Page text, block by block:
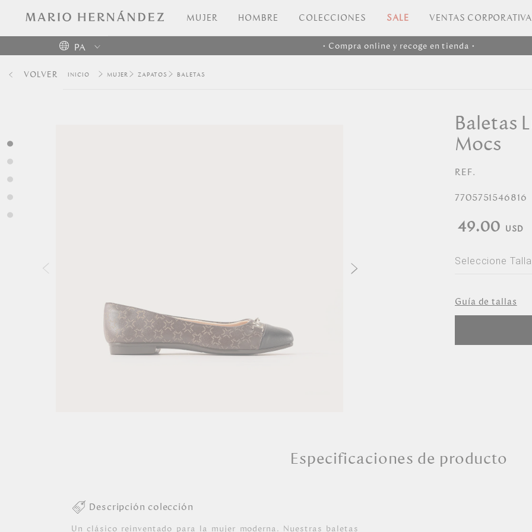
MUJER HOMBRE COLECCIONES SALE VENTAS
PA
Colombia
• Compra online y recoge en tienda •
VOLVER MUJER ZAPATOS BALETAS
Baletas
Mocs
REF.
7705751546816
49.00
Seleccione Talla
35
37
Guía de tallas
Especificaciones de producto
Descripción colección
Un clásico reinventado para la mujer moderna. Nuestras baletas